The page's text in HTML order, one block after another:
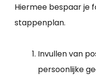
Hiermee bespaar je
stappenplan.
Invullen van
persoonlijke